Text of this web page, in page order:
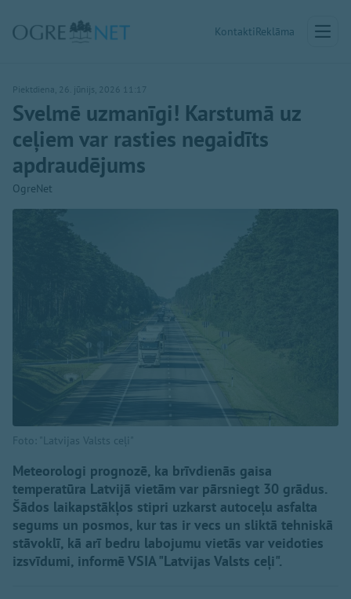
KontaktiReklāma
Piektdiena, 26. jūnijs, 2026 11:17
Svelmē uzmanīgi! Karstumā uz
ceļiem var rasties negaidīts
apdraudējums
OgreNet
Foto: "Latvijas Valsts ceļi"
Meteorologi prognozē, ka brīvdienās gaisa
temperatūra Latvijā vietām var pārsniegt 30 grādus.
Šādos laikapstākļos stipri uzkarst autoceļu asfalta
segums un posmos, kur tas ir vecs un sliktā tehniskā
stāvoklī, kā arī bedru labojumu vietās var veidoties
izsvīdumi, informē VSIA "Latvijas Valsts ceļi".